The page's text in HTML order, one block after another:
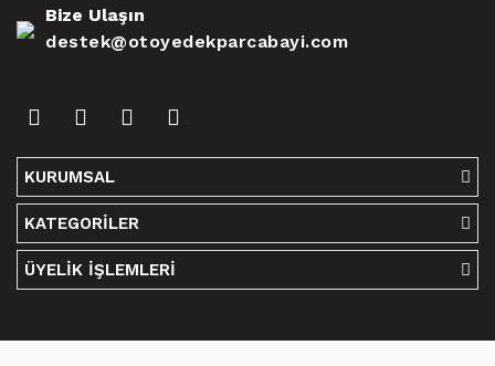
Bize Ulaşın
destek@otoyedekparcabayi.com
KURUMSAL
KATEGORİLER
ÜYELİK İŞLEMLERİ